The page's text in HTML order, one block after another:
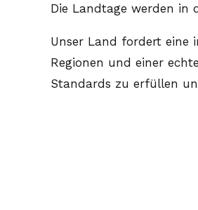
Die Landtage werden in
Unser Land fordert eine
Regionen und einer
Standards zu erfüllen